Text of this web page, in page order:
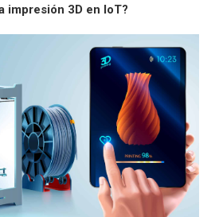
impresión 3D en IoT?